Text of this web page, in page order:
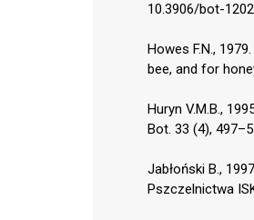
10.3906/bot-
Howes F.N.,
bee, and for
Huryn V.M.B.,
Bot. 33 (4),
Jabłoński B.,
Pszczelnictwa